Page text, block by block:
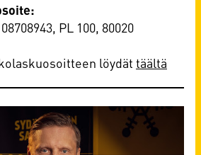
PL 100, 80020
löydät täältä